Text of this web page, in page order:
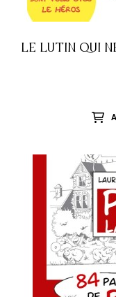
LE LUTIN QUI